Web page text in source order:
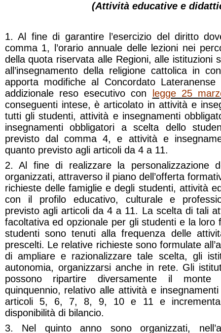
(Attività educative e
1. Al fine di garantire l’esercizio del diritto
comma 1, l’orario annuale delle lezioni nei
della quota riservata alle Regioni, alle istituzioni
all’insegnamento della religione cattolica in
apporta modifiche al Concordato
addizionale reso esecutivo con
legge 25
conseguenti intese, è articolato in attività e
tutti gli studenti, attività e insegnamenti
insegnamenti obbligatori a scelta dello
previsto dal comma 4, e attività e
quanto previsto agli articoli da 4 a 11.
2. Al fine di realizzare la personalizzazione
organizzati, attraverso il piano dell’offerta
richieste delle famiglie e degli studenti, attività
con il profilo educativo, culturale e
previsto agli articoli da 4 a 11. La scelta di tali
facoltativa ed opzionale per gli studenti e la loro
studenti sono tenuti alla frequenza delle
prescelti. Le relative richieste sono formulate
di ampliare e razionalizzare tale scelta, gli
autonomia, organizzarsi anche in rete. Gli
possono ripartire diversamente il monte
quinquennio, relativo alle attività e
articoli 5, 6, 7, 8, 9, 10 e 11 e
disponibilità di bilancio.
3. Nel quinto anno sono organizzati,